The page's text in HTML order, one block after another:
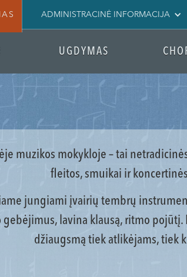
ADMINISTRACINĖ INFORMACIJA
UGDYMAS
muzikos mokykloje – tai
fleitos, smuikai ir
jungiami įvairių tembrų
lavina klausą, ritmo
džiaugsmą tiek atlikėjams, tiek